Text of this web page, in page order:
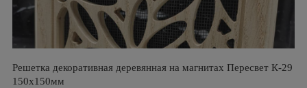
Решетка декоративная деревянная на магнитах Пересвет К-29
150х150мм